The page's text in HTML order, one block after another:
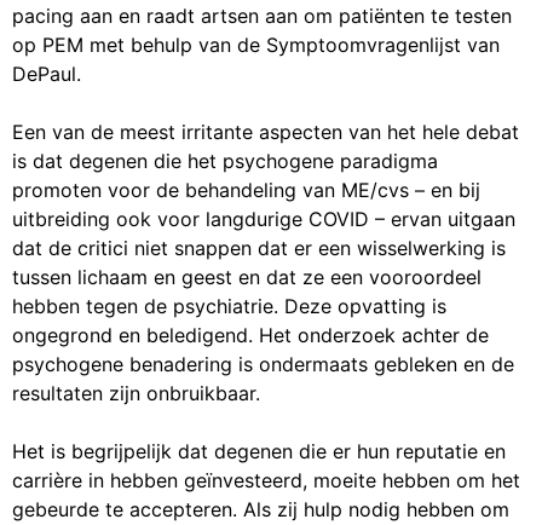
pacing aan en raadt artsen aan om patiënten te testen
op PEM met behulp van de Symptoomvragenlijst van
DePaul.
Een van de meest irritante aspecten van het hele debat
is dat degenen die het psychogene paradigma
promoten voor de behandeling van ME/cvs – en bij
uitbreiding ook voor langdurige COVID – ervan uitgaan
dat de critici niet snappen dat er een wisselwerking is
tussen lichaam en geest en dat ze een vooroordeel
hebben tegen de psychiatrie. Deze opvatting is
ongegrond en beledigend. Het onderzoek achter de
psychogene benadering is ondermaats gebleken en de
resultaten zijn onbruikbaar.
Het is begrijpelijk dat degenen die er hun reputatie en
carrière in hebben geïnvesteerd, moeite hebben om het
gebeurde te accepteren. Als zij hulp nodig hebben om